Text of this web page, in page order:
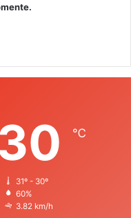
℃
31º - 30º
60%
3.82 km/h